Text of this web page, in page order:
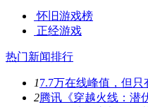
怀旧游戏榜
正经游戏
热门新闻排行
17.7万在线峰值，但只
2腾讯《穿越火线：潜